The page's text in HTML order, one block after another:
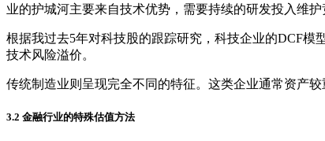
业的护城河主要来自技术优势，需要持续的研发投入维
根据我过去5年对科技股的跟踪研究，科技企业的DCF模
技术风险溢价。
传统制造业则呈现完全不同的特征。这类企业通常资产
3.2 金融行业的特殊估值方法